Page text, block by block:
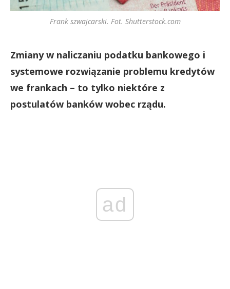
Frank szwajcarski. Fot. Shutterstock.com
Zmiany w naliczaniu podatku bankowego i
systemowe rozwiązanie problemu kredytów
we frankach – to tylko niektóre z
postulatów banków wobec rządu.
ad